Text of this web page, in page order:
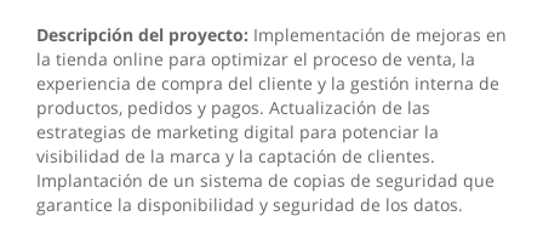
Descripción del proyecto: Implementación de mejoras en
la tienda online para optimizar el proceso de venta, la
experiencia de compra del cliente y la gestión interna de
productos, pedidos y pagos. Actualización de las
estrategias de marketing digital para potenciar la
visibilidad de la marca y la captación de clientes.
Implantación de un sistema de copias de seguridad que
garantice la disponibilidad y seguridad de los datos.